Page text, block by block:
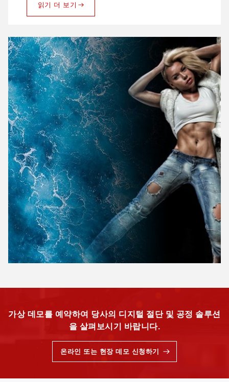
읽기 더 보기
가상 데모를 예약하여 당사의 디지털 절단 및 공정 솔루션
을 살펴보시기 바랍니다.
온라인 또는 현장 데모 신청하기